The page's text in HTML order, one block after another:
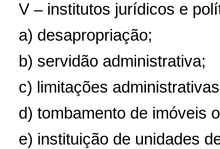
V – institutos jurídicos e
a) desapropriação;
b) servidão administrativa;
c) limitações
d) tombamento de imóveis
e) instituição de unidades